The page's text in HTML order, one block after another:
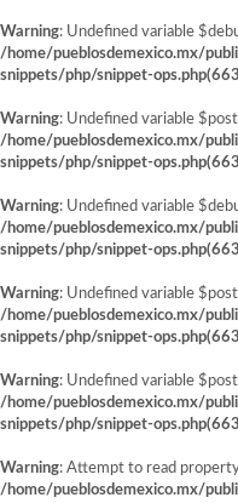
Warning: Undefined variable
/home/pueblosdemexico.mx/
snippets/php/snippet-
Warning: Undefined variable
/home/pueblosdemexico.mx/
snippets/php/snippet-
Warning: Undefined variable
/home/pueblosdemexico.mx/
snippets/php/snippet-
Warning: Undefined variable
/home/pueblosdemexico.mx/
snippets/php/snippet-
Warning: Undefined variable
/home/pueblosdemexico.mx/
snippets/php/snippet-
Warning: Attempt to read
/home/pueblosdemexico.mx/